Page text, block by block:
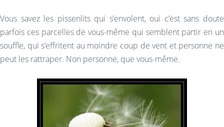
Vous savez les pissenlits qui s’envolent, oui c’est sans doute
parfois ces parcelles de vous-même qui semblent partir en un
souffle, qui s’effritent au moindre coup de vent et personne ne
peut les rattraper. Non personne, que vous-même.